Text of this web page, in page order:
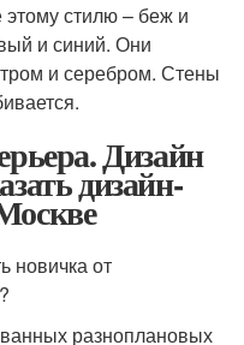
стилю – беж и
и синий. Они
и серебром. Стены
Дизайн
дизайн-
новичка от
разноплановых